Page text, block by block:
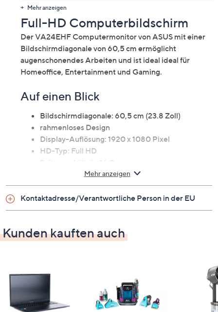
Altgeräte oder Batterien kostenlos entsorgen?
Mehr anzeigen
Full-HD Computerbildschirm
Der VA24EHF Computermonitor von ASUS mit einer
Bildschirmdiagonale von 60,5 cm ermöglicht
augenschonendes Arbeiten und ist ideal ideal für
Homeoffice, Entertainment und Gaming.
Auf einen Blick
Bildschirmdiagonale: 60,5 cm (23.8 Zoll)
rahmenloses Design
Display-Auflösung: 1920 x 1080 Pixel
HD-Typ: Full HD
Bildwiederholrate: 100 Hz
Bildschirmtechnologie: LCD
Panel-Typ: IPS
Typ der Hintergrundbeleuchtung: LED
1ms MPRT Reaktionszeit,
Verbrauch
Mehr anzeigen
Kontaktadresse/Verantwortliche Person in der EU
Kunden kauften auch